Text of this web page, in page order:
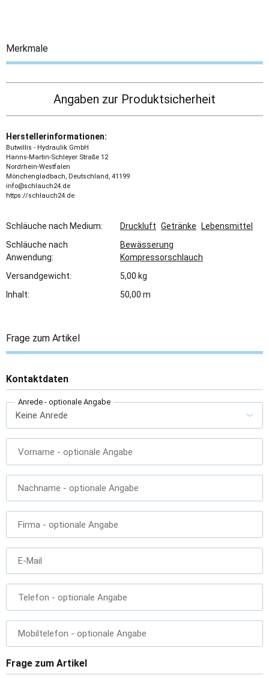
Merkmale
Angaben zur Produktsicherheit
Herstellerinformationen:
Butwillis - Hydraulik GmbH
Hanns-Martin-Schleyer Straße 12
Nordrhein-Westfalen
Mönchengladbach, Deutschland, 41199
info@schlauch24.de
https://schlauch24.de
Schläuche nach Medium: Druckluft Getränke
Lebensmittel
Schläuche nach
Anwendung:
Bewässerung
Kompressorschlauch
Versandgewicht:
5,00 kg
Inhalt:
50,00 m
Frage zum Artikel
Kontaktdaten
Anrede - optionale Angabe
Vorname - optionale Angabe
Nachname - optionale Angabe
Firma - optionale Angabe
E-Mail
Telefon - optionale Angabe
Mobiltelefon - optionale Angabe
Frage zum Artikel